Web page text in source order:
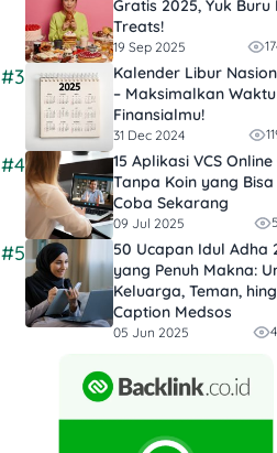
Gratis 2025, Yuk
Treats!
19 Sep 2025
#3
Kalender Libur
– Maksimalkan
Finansialmu!
31 Dec 2024
#4
15 Aplikasi VCS
Tanpa Koin yang
Coba Sekarang
09 Jul 2025
#5
50 Ucapan Idul Adha
yang Penuh Makna:
Keluarga, Teman,
Caption Medsos
05 Jun 2025